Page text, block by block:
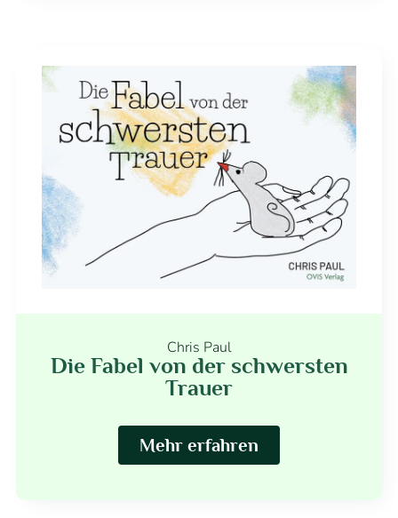
Chris Paul
Die Fabel von der schwersten
Trauer
Mehr erfahren